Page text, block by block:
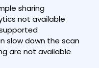
sharing
not available
slow down the scan
are not available